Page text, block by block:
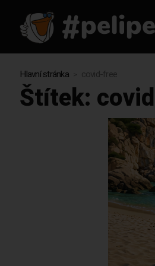
Hlavní stránka covid-free
Štítek: